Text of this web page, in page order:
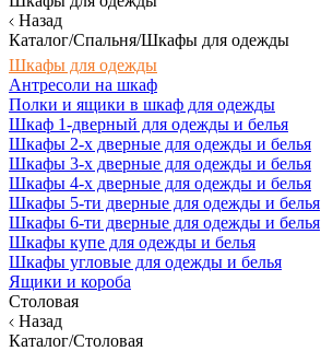
Назад
Каталог/Спальня/Шкафы для одежды
Шкафы для одежды
Антресоли на шкаф
Полки и ящики в шкаф для одежды
Шкаф 1-дверный для одежды и белья
Шкафы 2-х дверные для одежды и белья
Шкафы 3-х дверные для одежды и белья
Шкафы 4-х дверные для одежды и белья
Шкафы 5-ти дверные для одежды и белья
Шкафы 6-ти дверные для одежды и белья
Шкафы купе для одежды и белья
Шкафы угловые для одежды и белья
Ящики и короба
Столовая
Назад
Каталог/Столовая